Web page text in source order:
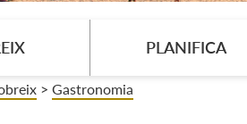
PLANIFICA
> Gastronomia